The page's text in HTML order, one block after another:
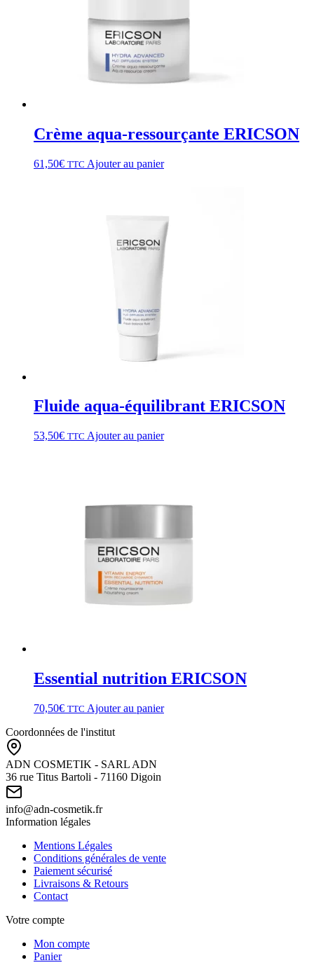
Crème aqua-ressourçante ERICSON
61,50€ TTC Ajouter au panier
Fluide aqua-équilibrant ERICSON
53,50€ TTC Ajouter au panier
Essential nutrition ERICSON
70,50€ TTC Ajouter au panier
Coordonnées de l'institut
ADN COSMETIK - SARL ADN
36 rue Titus Bartoli - 71160 Digoin
info@adn-cosmetik.fr
Information légales
Mentions Légales
Conditions générales de vente
Paiement sécurisé
Livraisons & Retours
Contact
Votre compte
Mon compte
Panier